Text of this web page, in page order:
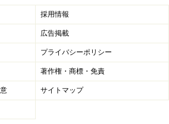
採用情報
広告掲載
プライバシーポリシー
著作権・商標・免責
サイトマップ